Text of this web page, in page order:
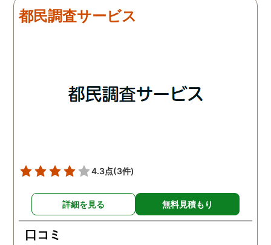
目、夫は仕事を休みにして
おり、出張先で女性と1日
拠を手に入れることができ
探偵に夫の会社の場所を
れました。調査の結果、
す。探偵の説明は全て調
報告書にも書かれており
写真を確認することもで
都民調査サービス
4.3点(3件)
詳細を見る 無料見積もり
口コミ